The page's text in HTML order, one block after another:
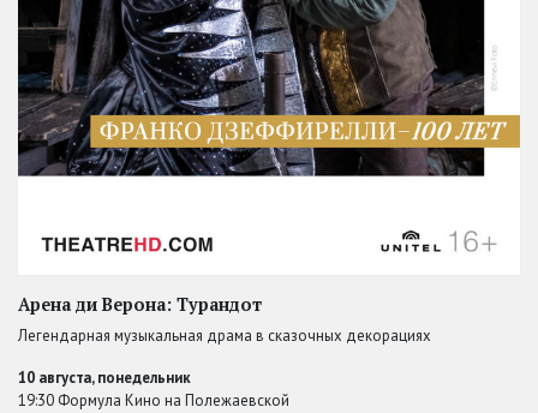
Арена ди Верона: Турандот
Легендарная музыкальная драма в сказочных декорациях
10 августа, понедельник
19:30 Формула Кино на Полежаевской